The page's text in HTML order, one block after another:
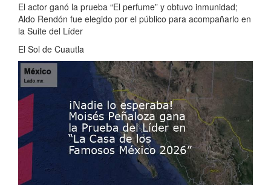
El actor ganó la prueba “El perfume” y obtuvo inmunidad;
Aldo Rendón fue elegido por el público para acompañarlo en
la Suite del Líder
El Sol de Cuautla